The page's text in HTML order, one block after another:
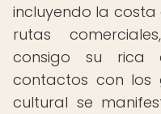
incluyendo la costa
rutas
consigo su rica
contactos con los
cultural se